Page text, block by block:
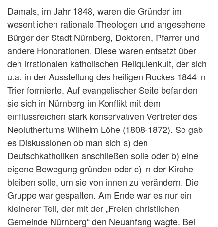
Damals, im Jahr 1848, waren die Gründer im
wesentlichen rationale Theologen und angesehene
Bürger der Stadt Nürnberg, Doktoren, Pfarrer und
andere Honorationen. Diese waren entsetzt über
den irrationalen katholischen Reliquienkult, der sich
u.a. in der Ausstellung des heiligen Rockes 1844 in
Trier formierte. Auf evangelischer Seite befanden
sie sich in Nürnberg im Konflikt mit dem
einflussreichen stark konservativen Vertreter des
Neoluthertums Wilhelm Löhe (1808-1872). So gab
es Diskussionen ob man sich a) den
Deutschkatholiken anschließen solle oder b) eine
eigene Bewegung gründen oder c) in der Kirche
bleiben solle, um sie von innen zu verändern. Die
Gruppe war gespalten. Am Ende war es nur ein
kleinerer Teil, der mit der „Freien christlichen
Gemeinde Nürnberg“ den Neuanfang wagte. Bei